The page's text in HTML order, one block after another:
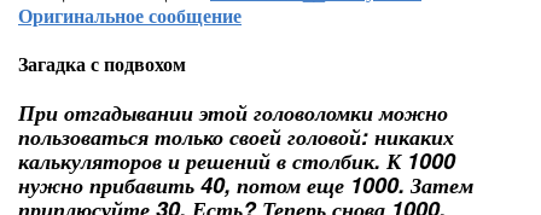
Оригинальное сообщение
Загадка с подвохом
При отгадывании этой головоломки можно
пользоваться только своей головой: никаких
калькуляторов и решений в столбик. К 1000
нужно прибавить 40, потом еще 1000. Затем